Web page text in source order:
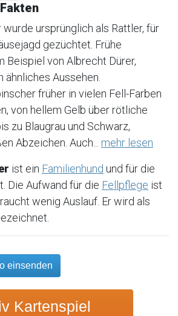
ursprünglich als Rattler, für
gezüchtet. Frühe
Beispiel von Albrecht Dürer,
Aussehen.
früher in vielen Fell-Farben
von hellem Gelb über rötliche
zu Blaugrau und Schwarz,
Abzeichen. Auch... mehr lesen
ist ein Familienhund und für die
Die Aufwand für die Fellpflege ist
wenig Auslauf. Er wird als
einsenden
Kartenspiel